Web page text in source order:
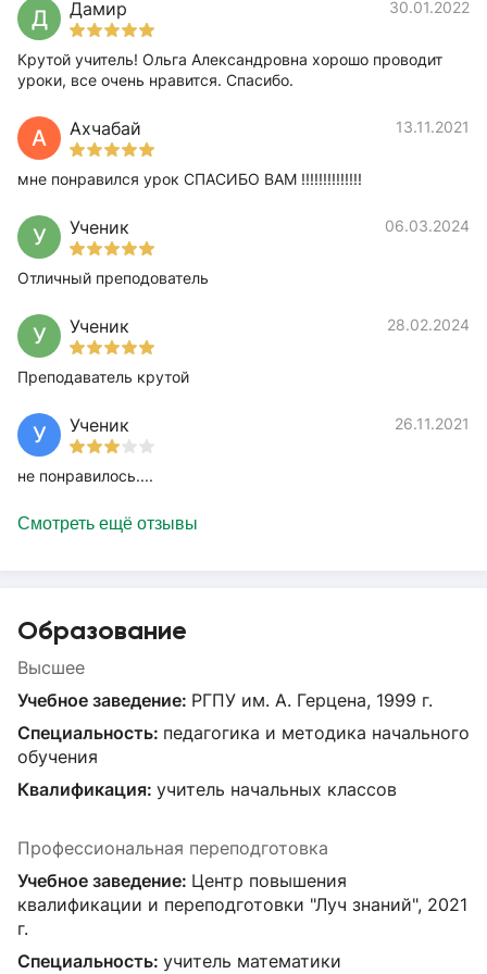
Д Дамир 30.01.2022
Крутой учитель! Ольга Александровна хорошо проводит
уроки, все очень нравится. Спасибо.
А Ахчабай 13.11.2021
мне понравился урок СПАСИБО ВАМ !!!!!!!!!!!!!!
У Ученик 06.03.2024
Отличный преподователь
У Ученик 28.02.2024
Преподаватель крутой
У Ученик 26.11.2021
не понравилось....
Смотреть ещё отзывы
Образование
Высшее
Учебное заведение: РГПУ им. А. Герцена, 1999 г.
Специальность: педагогика и методика начального
обучения
Квалификация: учитель начальных классов
Профессиональная переподготовка
Учебное заведение: Центр повышения
квалификации и переподготовки "Луч знаний", 2021
г.
Специальность: учитель математики